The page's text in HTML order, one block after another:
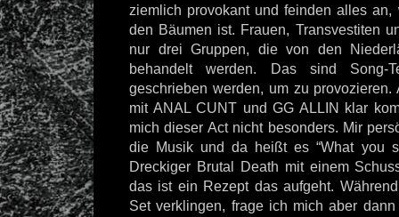
ziemlich provokant und feinden alles
den Bäumen ist. Frauen, Transvestiten
nur drei Gruppen, die von den
behandelt werden. Das sind Song-
geschrieben werden, um zu
mit ANAL CUNT und GG ALLIN klar
mich dieser Act nicht besonders. Mir
die Musik und da heißt es “What you
Dreckiger Brutal Death mit einem
das ist ein Rezept das aufgeht.
Set verklingen, frage ich mich aber